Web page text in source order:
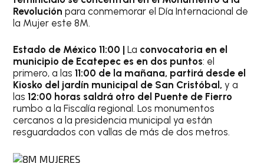
Revolución para conmemorar el Día Internacional de
la Mujer este 8M.
Estado de México 11:00 | La convocatoria en el
municipio de Ecatepec es en dos puntos: el
primero, a las11:00 de la mañana, partirá desde el
Kiosko del jardín municipal de San Cristóbal,y a
las12:00 horas saldrá otro del Puente de Fierro
rumbo a la Fiscalía regional. Los monumentos
cercanos a la presidencia municipal ya están
resguardados con vallas de más de dos metros.